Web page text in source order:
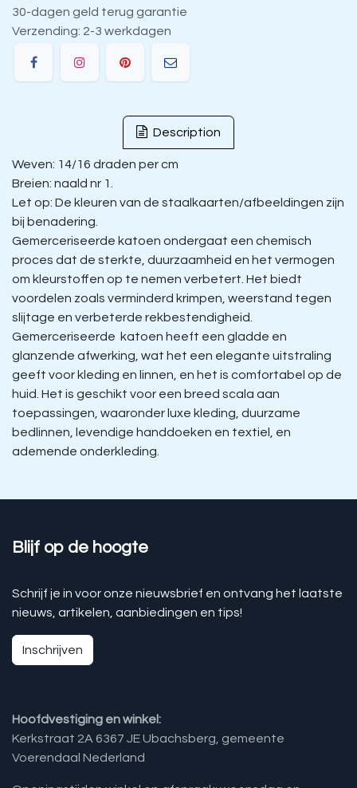
30-dagen geld terug garantie
Verzending: 2-3 werkdagen
Description
Weven: 14/16 draden per cm
Breien: naald nr 1.
Let op: De kleuren van de staalkaarten/afbeeldingen zijn
bij benadering.
Gemerceriseerde katoen ondergaat een chemisch
proces dat de sterkte, duurzaamheid en het vermogen
om kleurstoffen op te nemen verbetert. Het biedt
voordelen zoals verminderd krimpen, weerstand tegen
slijtage en verbeterde rekbestendigheid.
Gemerceriseerde katoen heeft een gladde en
glanzende afwerking, wat het een elegante uitstraling
geeft voor kleding en linnen, en het is comfortabel op de
huid. Het is geschikt voor een breed scala aan
toepassingen, waaronder luxe kleding, duurzame
bedlinnen, levendige handdoeken en textiel, en
ademende onderkleding.
Blijf op de hoogte
Schrijf je in voor onze nieuwsbrief en ontvang het laatste
nieuws, artikelen, aanbiedingen en tips!
Inschrijven
Hoofdvestiging en winkel:
Kerkstraat 2A 6367 JE Ubachsberg, gemeente
Voerendaal Nederland